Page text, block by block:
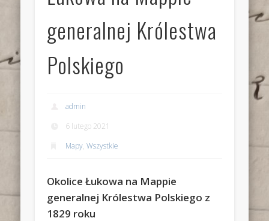
generalnej Królestwa
Polskiego
admin
6 lutego 2021
Mapy,Wszystkie
Okolice Łukowa na Mappie
generalnej Królestwa Polskiego z
1829 roku